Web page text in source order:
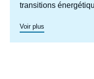
transitions
compétitivité, de
valeur, et
l’étude des
Voir plus